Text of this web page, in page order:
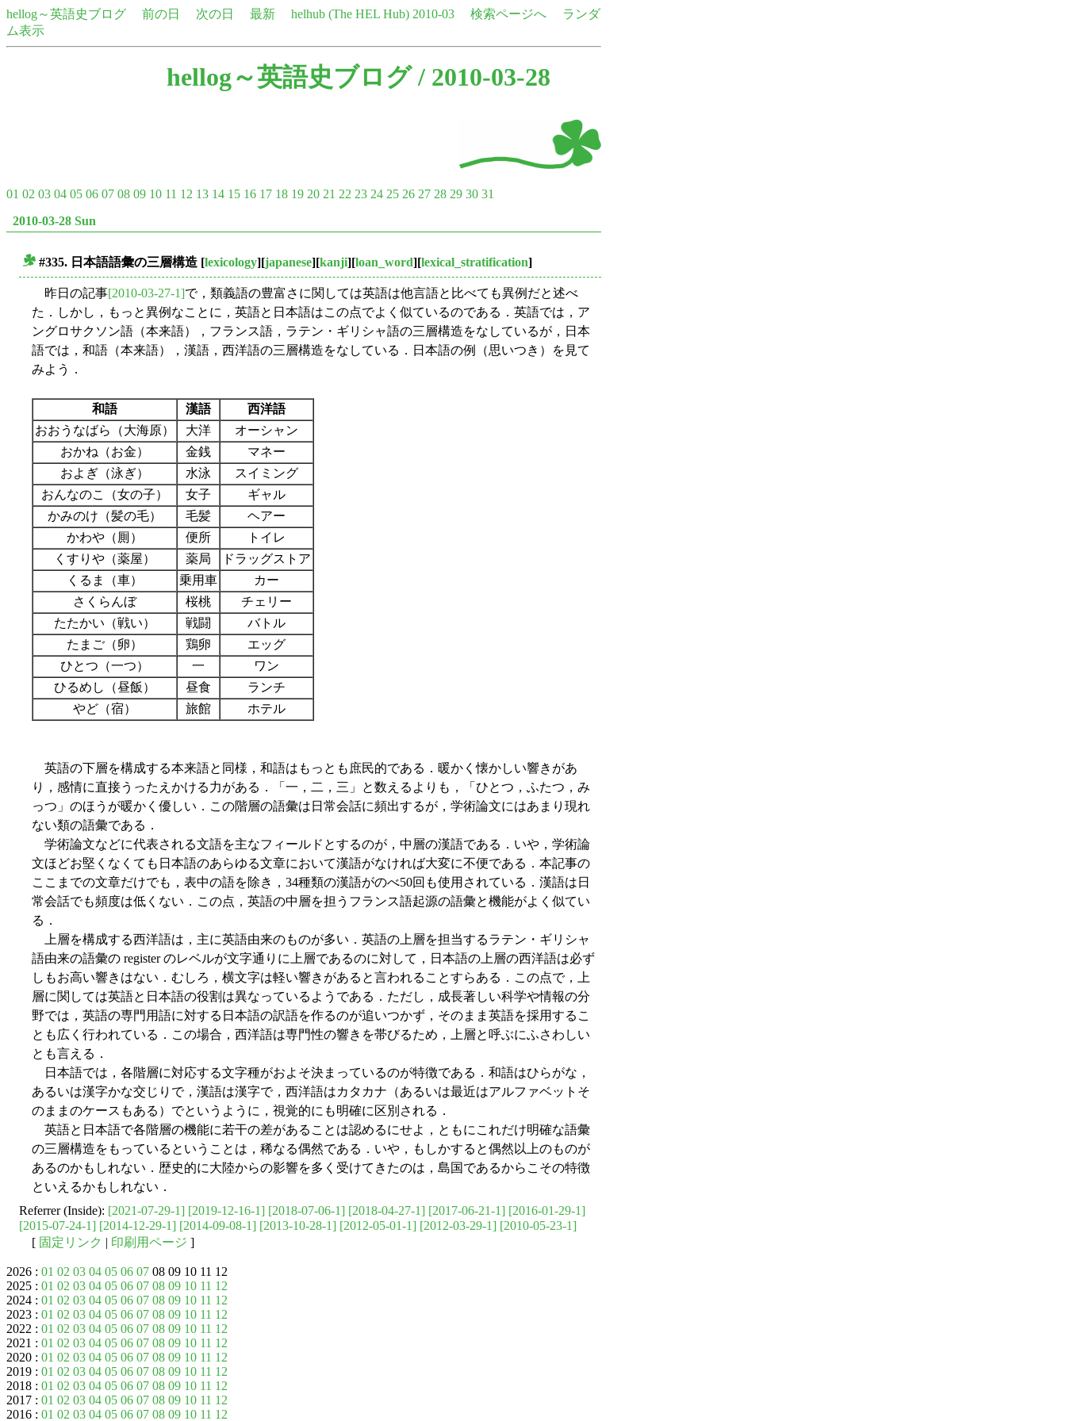
hellog～英語史ブログ 前の日 次の日 最新 helhub (The HEL Hub) 2010-03 検索ページへ
ランダ
ム表示
hellog～英語史ブログ/ 2010-03-28
01 02 03 04 05 06 07 08 09 10 11 12 13 14 15 16 17 18 19 20 21 22 23 24 25 26 27 28 29 30 31
2010-03-28 Sun
#335. 日本語語彙の三層構造 [lexicology][japanese][kanji][loan_word][lexical_stratification]
昨日の記事[2010-03-27-1]で，類義語の豊富さに関しては英語は他言語と比べても異例だと述べ
た．しかし，もっと異例なことに，英語と日本語はこの点でよく似ているのである．英語では，ア
ングロサクソン語（本来語），フランス語，ラテン・ギリシャ語の三層構造をなしているが，日本
語では，和語（本来語），漢語，西洋語の三層構造をなしている．日本語の例（思いつき）を見て
みよう．
和語 漢語
西洋語
おおうなばら（大海原）
大洋
オーシャン
おかね（お金）
金銭
マネー
およぎ（泳ぎ）
水泳
スイミング
おんなのこ（女の子）
女子
ギャル
かみのけ（髪の毛）
毛髪
ヘアー
かわや（厠）
便所
トイレ
くすりや（薬屋）
薬局
ドラッグストア
くるま（車）
乗用車
カー
さくらんぼ
桜桃
チェリー
たたかい（戦い）
戦闘
バトル
たまご（卵）
鶏卵
エッグ
ひとつ（一つ）
一
ワン
ひるめし（昼飯）
昼食
ランチ
やど（宿）
旅館 ホテル
英語の下層を構成する本来語と同様，和語はもっとも庶民的である．暖かく懐かしい響きがあ
り，感情に直接うったえかける力がある．「一，二，三」と数えるよりも，「ひとつ，ふたつ，み
っつ」のほうが暖かく優しい．この階層の語彙は日常会話に頻出するが，学術論文にはあまり現れ
ない類の語彙である．
学術論文などに代表される文語を主なフィールドとするのが，中層の漢語である．いや，学術論
文ほどお堅くなくても日本語のあらゆる文章において漢語がなければ大変に不便である．本記事の
ここまでの文章だけでも，表中の語を除き，34種類の漢語がのべ50回も使用されている．漢語は日
常会話でも頻度は低くない．この点，英語の中層を担うフランス語起源の語彙と機能がよく似てい
る．
上層を構成する西洋語は，主に英語由来のものが多い．英語の上層を担当するラテン・ギリシャ
語由来の語彙の register のレベルが文字通りに上層であるのに対して，日本語の上層の西洋語は必ず
しもお高い響きはない．むしろ，横文字は軽い響きがあると言われることすらある．この点で，上
層に関しては英語と日本語の役割は異なっているようである．ただし，成長著しい科学や情報の分
野では，英語の専門用語に対する日本語の訳語を作るのが追いつかず，そのまま英語を採用するこ
とも広く行われている．この場合，西洋語は専門性の響きを帯びるため，上層と呼ぶにふさわしい
とも言える．
日本語では，各階層に対応する文字種がおよそ決まっているのが特徴である．和語はひらがな，
あるいは漢字かな交じりで，漢語は漢字で，西洋語はカタカナ（あるいは最近はアルファベットそ
のままのケースもある）でというように，視覚的にも明確に区別される．
英語と日本語で各階層の機能に若干の差があることは認めるにせよ，ともにこれだけ明確な語彙
の三層構造をもっているということは，稀なる偶然である．いや，もしかすると偶然以上のものが
あるのかもしれない．歴史的に大陸からの影響を多く受けてきたのは，島国であるからこその特徴
といえるかもしれない．
Referrer (Inside): [2021-07-29-1] [2019-12-16-1] [2018-07-06-1] [2018-04-27-1] [2017-06-21-1] [2016-01-29-1]
[2015-07-24-1] [2014-12-29-1] [2014-09-08-1] [2013-10-28-1] [2012-05-01-1] [2012-03-29-1] [2010-05-23-1]
[ 固定リンク | 印刷用ページ ]
2026 : 01 02 03 04 05 06 07 08 09 10 11 12
2025 : 01 02 03 04 05 06 07 08 09 10 11 12
2024 : 01 02 03 04 05 06 07 08 09 10 11 12
2023 : 01 02 03 04 05 06 07 08 09 10 11 12
2022 : 01 02 03 04 05 06 07 08 09 10 11 12
2021 : 01 02 03 04 05 06 07 08 09 10 11 12
2020 : 01 02 03 04 05 06 07 08 09 10 11 12
2019 : 01 02 03 04 05 06 07 08 09 10 11 12
2018 : 01 02 03 04 05 06 07 08 09 10 11 12
2017 : 01 02 03 04 05 06 07 08 09 10 11 12
2016 : 01 02 03 04 05 06 07 08 09 10 11 12